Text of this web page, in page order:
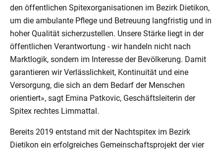
den öffentlichen Spitexorganisationen im Bezirk Dietikon,
um die ambulante Pflege und Betreuung langfristig und in
hoher Qualität sicherzustellen. Unsere Stärke liegt in der
öffentlichen Verantwortung - wir handeln nicht nach
Marktlogik, sondern im Interesse der Bevölkerung. Damit
garantieren wir Verlässlichkeit, Kontinuität und eine
Versorgung, die sich an dem Bedarf der Menschen
orientiert», sagt Emina Patkovic, Geschäftsleiterin der
Spitex rechtes Limmattal.
Bereits 2019 entstand mit der Nachtspitex im Bezirk
Dietikon ein erfolgreiches Gemeinschaftsprojekt der vier